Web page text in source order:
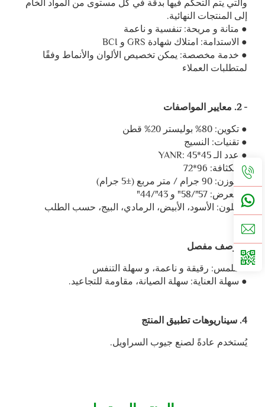
والتي يتم التحكم فيها بدقة في كل مستوى من المواد الخام
إلى المنتجات النهائية.
● متانة و مريحة: تنفسية و ناعمة
● الاستدامة: امتلاك شهادة GRS و BCI
● خدمة مخصصة: يمكن تخصيص الألوان والأنماط وفقًا
لمتطلبات العملاء
- 2. معايير المواصفات
● تكوين: 80% بوليستر 20% قطن
● تقنيات: النسيج
● عدد الـ YANR: 45*45
● الكثافة: 96*72
● الوزن: 90 جرام / متر مربع (±5 جرام)
● العرض: 57"/58" و 43"/44"
● اللون: الأسود، الأبيض، الرمادي، البيج، حسب الطلب
3. وصف مفصل
● ملمس: رقيقة و ناعمة، و سهلة التنفس
● سهلة العناية: سهلة الصيانة، مقاومة للتجاعيد.
4. سيناريوهات تطبيق المنتج
يُستخدم عادةً لصنع جيوب السراويل.